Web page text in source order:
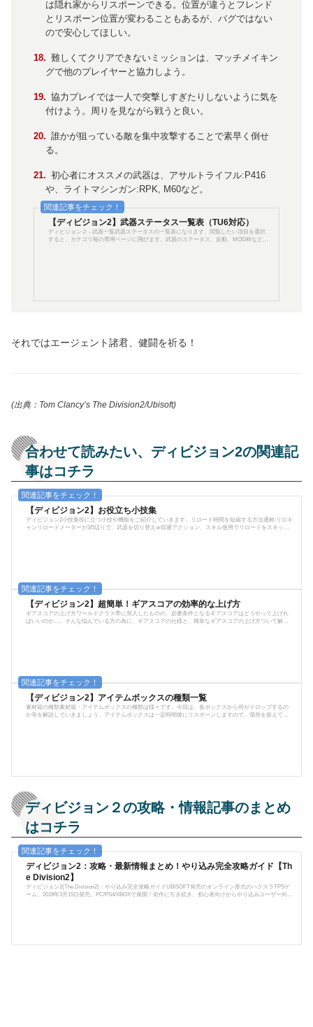
は隠れ家からリスポーンできる。位置が違うとフレンド
とリスポーン位置が変わることもあるが、バグではない
ので安心してほしい。
難しくてクリアできないミッションは、マッチメイキン
グで他のプレイヤーと協力しよう。
協力プレイでは一人で突撃しすぎたりしないように気を
付けよう。周りを見ながら戦うと良い。
誰かが狙っている敵を集中攻撃することで素早く倒せ
る。
初心者にオススメの武器は、アサルトライフル:P416
や、ライトマシンガン:RPK, M60など。
【ディビジョン2】武器ステータス一覧表（TU6対応）
ディビジョン２ - 武器一覧武器ステータスの一覧表になります。閲覧したい項目を選択
すると、カテゴリ毎の専用ページに飛びます。武器のステータス、反動、MOD枠などを
それではエージェント諸君、健闘を祈る！
(出典：Tom Clancy’s The Division2/Ubisoft)
合わせて読みたい、ディビジョン2の関連記
事はコチラ
【ディビジョン2】お役立ち小技集
ディビジョン2小技集役に立つ小技や機能をご紹介していきます。リロード時間を短縮する方法通称:リロキ
ャンリロードメーターが3/5辺りで、武器を切り替えor回避アクション、スキル使用でリロードをスキップ
【ディビジョン2】超簡単！ギアスコアの効率的な上げ方
ギアスコアの上げ方ワールドクラス帯に突入したものの、必要条件となるギアスコアはどうやって上げれ
ばいいのか…。そんな悩んでいる方の為に、ギアスコアの仕様と、簡単なギアスコアの上げ方ついて解説
【ディビジョン2】アイテムボックスの種類一覧
素材箱の種類素材箱・アイテムボックスの種類は様々です。今回は、各ボックスから何がドロップするの
か等を解説していきましょう。アイテムボックスは一定時間後にリスポーンしますので、場所を覚えてお
ディビジョン２の攻略・情報記事のまとめ
はコチラ
ディビジョン2：攻略・最新情報まとめ！やり込み完全攻略ガイド【Th
e Division2】
ディビジョン2(The Division2)・やり込み完全攻略ガイドUBISOFT発売のオンライン形式のハクスラTPSゲ
ーム。2019年3月15日発売。PC/PS4/XBOXで展開！前作に引き続き、初心者向けからやり込みユーザー向け